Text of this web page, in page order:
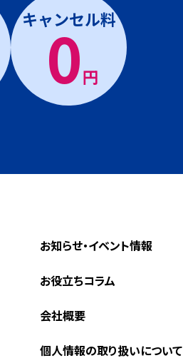
キャンセル料
0円
お知らせ・イベント情報
お役立ちコラム
会社概要
個人情報の取り扱いについて